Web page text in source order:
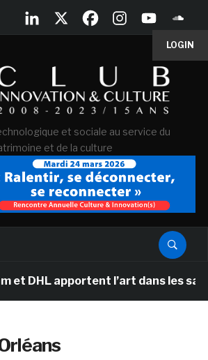
LOGIN
et sociale au service du
et de la culture
apportent l’art dans les salles